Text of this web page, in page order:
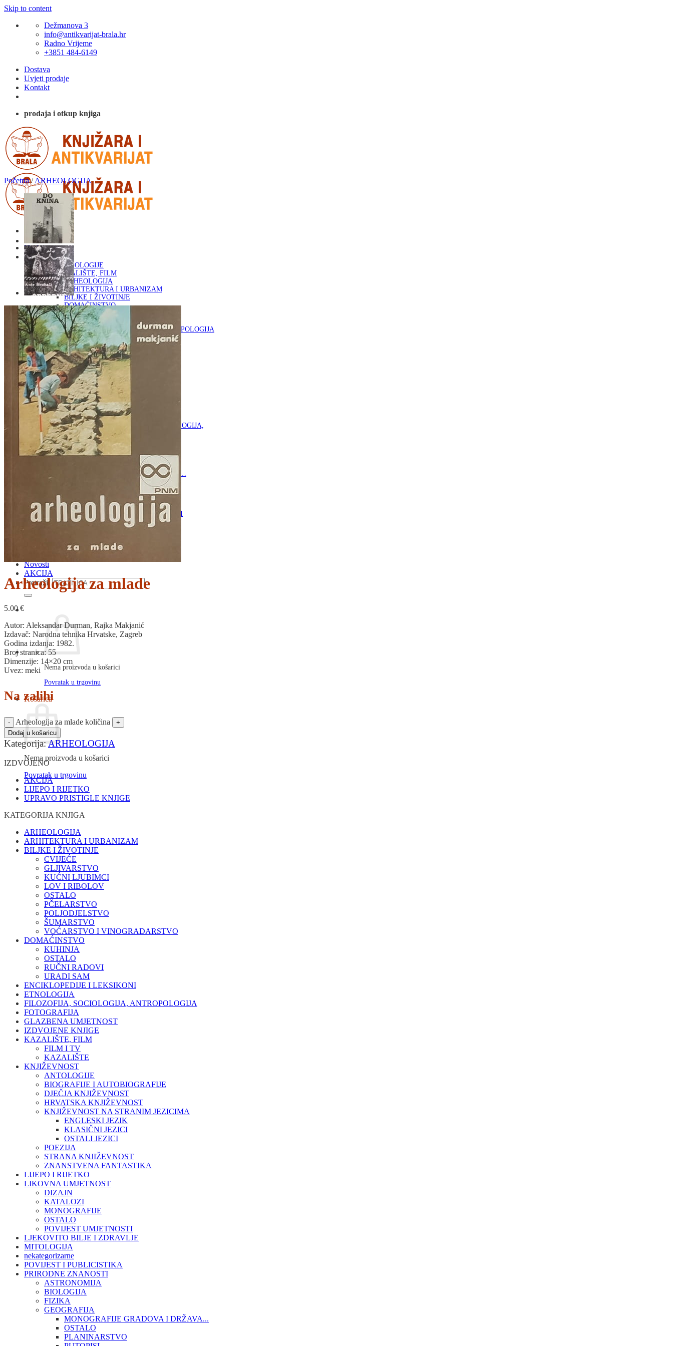
Skip to content
Dežmanova 3
info@antikvarijat-brala.hr
Radno Vrijeme
+3851 484-6149
Dostava
Uvjeti prodaje
Kontakt
prodaja i otkup knjiga
Naslovna
KNJIGE
OD ARHEOLOGIJE
DO KAZALIŠTE, FILM
ARHEOLOGIJA
ARHITEKTURA I URBANIZAM
BILJKE I ŽIVOTINJE
DOMAĆINSTVO
ENCIKLOPEDIJE I LEKSIKONI
ETNOLOGIJA
FILOZOFIJA, SOCIOLOGIJA, ANTROPOLOGIJA
FOTOGRAFIJA
GLAZBENA UMJETNOST
KAZALIŠTE, FILM
OD KNJIŽEVNOST
DO RELIGIJA
KNJIŽEVNOST
LIKOVNA UMJETNOST
LJEKOVITO BILJE I ZDRAVLJE
MITOLOGIJA
POVIJEST I PUBLICISTIKA
PRIRODNE ZNANOSTI
PSIHOLOGIJA, POPULARNA PSIHOLOGIJA,
ALTERNATIVA
RAZNO
RELIGIJA
OD RJEČNIKA
RJEČNICI, GRAMATIKE, PRAVOPISI…
TEHNIČKE ZNANOSTI
TEORIJA I POVIJEST KNJIŽEVNOSTI
VEDUTE
Novosti
AKCIJA
Pretraži:
Nema proizvoda u košarici
Povratak u trgovinu
Košarica
Nema proizvoda u košarici
Povratak u trgovinu
Početna / ARHEOLOGIJA
Arheologija za mlade
5.00€
Autor: Aleksandar Durman, Rajka Makjanić
Izdavač: Narodna tehnika Hrvatske, Zagreb
Godina izdanja: 1982.
Broj stranica: 55
Dimenzije: 14×20 cm
Uvez: meki
Na zalihi
Arheologija za mlade količina
Dodaj u košaricu
Kategorija: ARHEOLOGIJA
IZDVOJENO
AKCIJA
LIJEPO I RIJETKO
UPRAVO PRISTIGLE KNJIGE
KATEGORIJA KNJIGA
ARHEOLOGIJA
ARHITEKTURA I URBANIZAM
BILJKE I ŽIVOTINJE
CVIJEĆE
GLJIVARSTVO
KUĆNI LJUBIMCI
LOV I RIBOLOV
OSTALO
PČELARSTVO
POLJODJELSTVO
ŠUMARSTVO
VOĆARSTVO I VINOGRADARSTVO
DOMAĆINSTVO
KUHINJA
OSTALO
RUČNI RADOVI
URADI SAM
ENCIKLOPEDIJE I LEKSIKONI
ETNOLOGIJA
FILOZOFIJA, SOCIOLOGIJA, ANTROPOLOGIJA
FOTOGRAFIJA
GLAZBENA UMJETNOST
IZDVOJENE KNJIGE
KAZALIŠTE, FILM
FILM I TV
KAZALIŠTE
KNJIŽEVNOST
ANTOLOGIJE
BIOGRAFIJE I AUTOBIOGRAFIJE
DJEČJA KNJIŽEVNOST
HRVATSKA KNJIŽEVNOST
KNJIŽEVNOST NA STRANIM JEZICIMA
ENGLESKI JEZIK
KLASIČNI JEZICI
OSTALI JEZICI
POEZIJA
STRANA KNJIŽEVNOST
ZNANSTVENA FANTASTIKA
LIJEPO I RIJETKO
LIKOVNA UMJETNOST
DIZAJN
KATALOZI
MONOGRAFIJE
OSTALO
POVIJEST UMJETNOSTI
LJEKOVITO BILJE I ZDRAVLJE
MITOLOGIJA
nekategorizarne
POVIJEST I PUBLICISTIKA
PRIRODNE ZNANOSTI
ASTRONOMIJA
BIOLOGIJA
FIZIKA
GEOGRAFIJA
MONOGRAFIJE GRADOVA I DRŽAVA...
OSTALO
PLANINARSTVO